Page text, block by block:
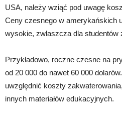
USA, należy wziąć pod uwagę
Ceny czesnego w amerykańskich
wysokie, zwłaszcza dla studentów
Przykładowo, roczne czesne na
od 20 000 do nawet 60 000
uwzględnić koszty
innych materiałów edukacyjnych.